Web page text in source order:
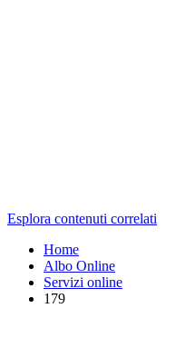
Esplora contenuti correlati
Home
Albo Online
Servizi online
179